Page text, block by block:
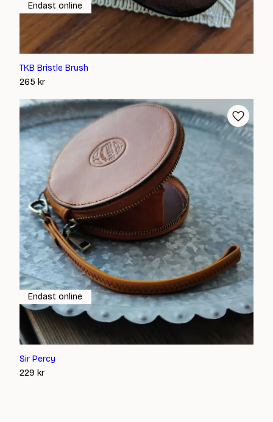
TKB Bristle Brush
265 kr
Endast online
Sir Percy
229 kr
Endast online